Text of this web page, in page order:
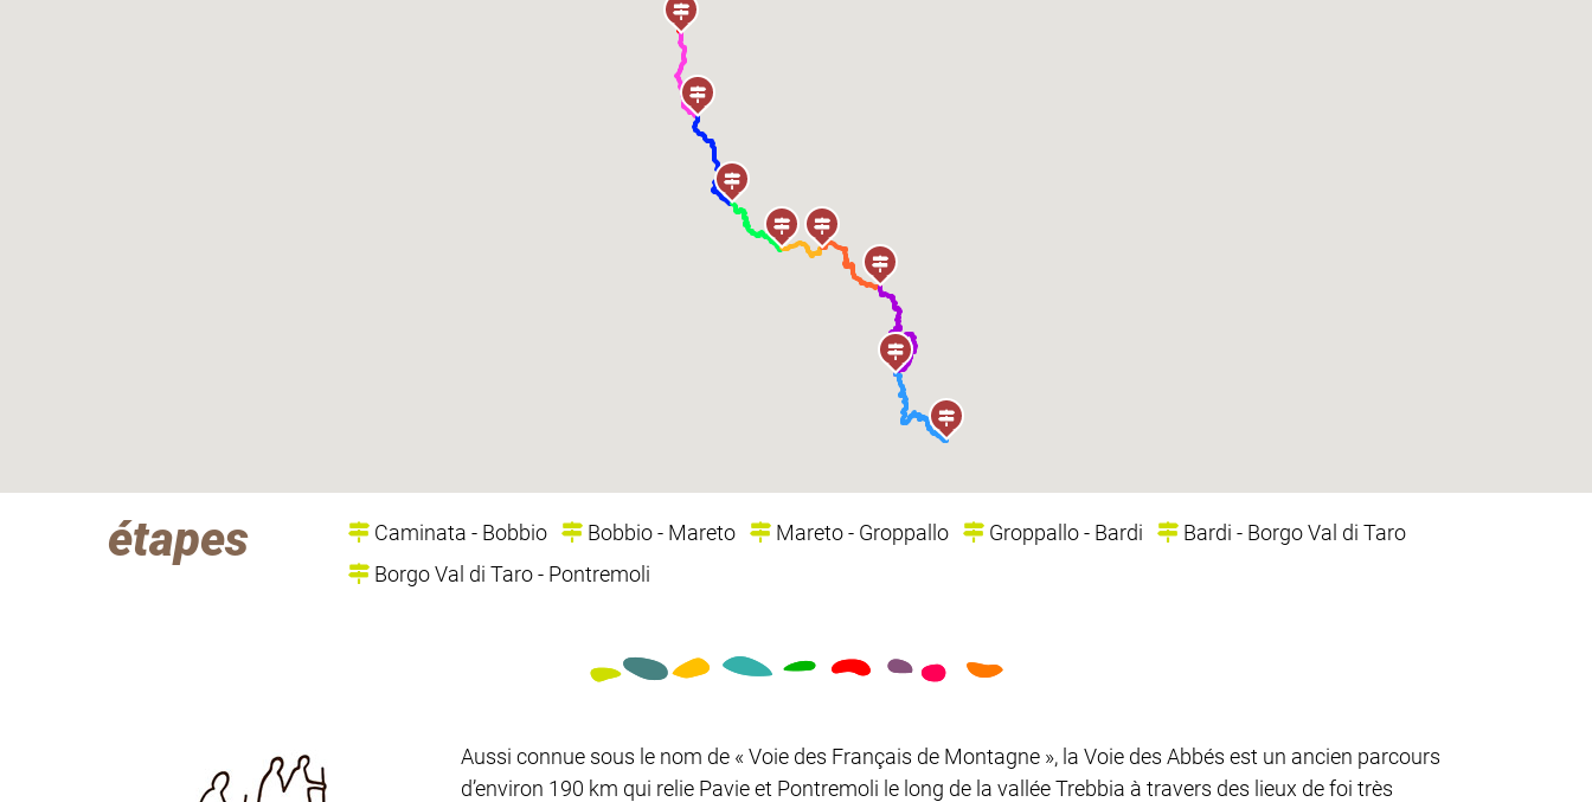
étapes Caminata - Bobbio Bobbio - Mareto Mareto - Groppallo Groppallo - Bardi
Bardi - Borgo Val di Taro
Borgo Val di Taro - Pontremoli
Aussi connue sous le nom de « Voie des Français de Montagne », la Voie des Abbés est un ancien parcours
d’environ 190 km qui relie Pavie et Pontremoli le long de la vallée Trebbia à travers des lieux de foi très